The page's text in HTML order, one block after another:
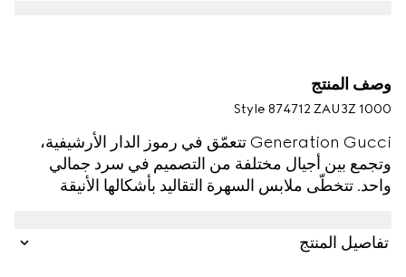
وصف المنتج
Style ‎874712 ZAU3Z 1000
Generation Gucci تتعمّق في رموز الدار الأرشيفية،
وتجمع بين أجيال مختلفة من التصميم في سرد جمالي
واحد. تتخطّى ملابس السهرة التقاليد بأشكالها الأنيقة
المصنوع من الفسكوز بنقش GG.
تفاصيل المنتج